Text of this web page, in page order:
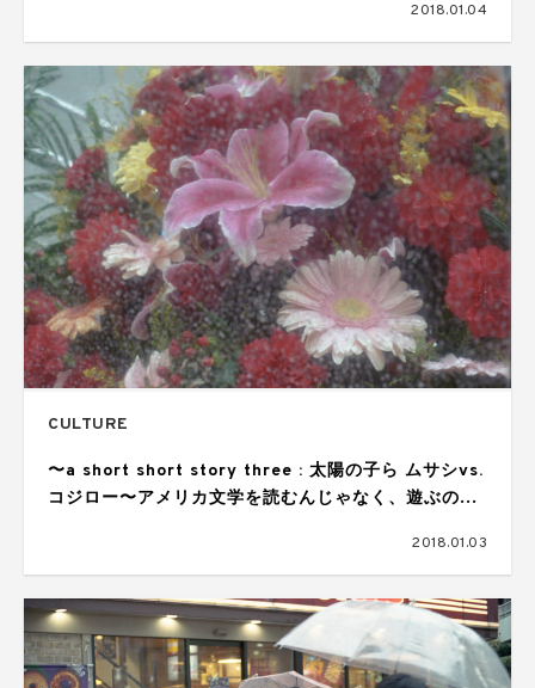
2018.01.04
CULTURE
〜a short short story three : 太陽の子ら ムサシvs.
コジロー〜アメリカ文学を読むんじゃなく、遊ぶのな
2018.01.03